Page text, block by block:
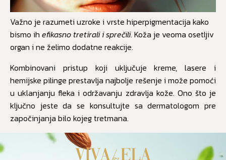
Važno je razumeti uzroke i vrste hiperpigmentacija kako
bismo ih efikasno tretirali i sprečili. Koža je veoma osetljiv
organ i ne želimo dodatne reakcije.
Kombinovani pristup koji uključuje kreme, lasere i
hemijske pilinge prestavlja najbolje rešenje i može pomoći
u uklanjanju fleka i održavanju zdravlja kože. Ono što je
ključno jeste da se konsultujte sa dermatologom pre
započinjanja bilo kojeg tretmana.